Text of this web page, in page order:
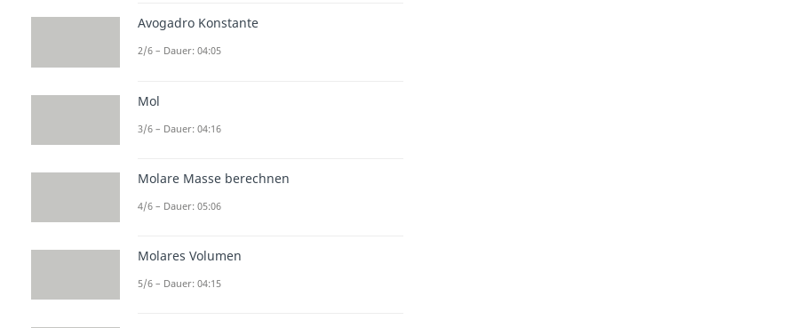
Avogadro Konstante
2/6 – Dauer: 04:05
Mol
3/6 – Dauer: 04:16
Molare Masse berechnen
4/6 – Dauer: 05:06
Molares Volumen
5/6 – Dauer: 04:15